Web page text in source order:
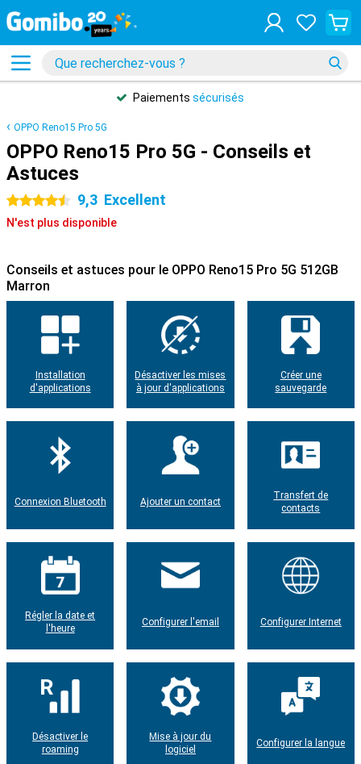
Paiements sécurisés
OPPO Reno15 Pro 5G
OPPO Reno15 Pro 5G - Conseils et
Astuces
4.5 étoiles 9,3 Excellent
N'est plus disponible
Conseils et astuces pour le OPPO Reno15 Pro 5G 512GB
Marron
Installation
d'applications
Désactiver les mises
à jour d'applications
Créer une
sauvegarde
Connexion Bluetooth Ajouter un contact
Transfert de
contacts
Régler la date et
l'heure
Configurer l'email Configurer Internet
Désactiver le
roaming
Mise à jour du
logiciel
Configurer la langue